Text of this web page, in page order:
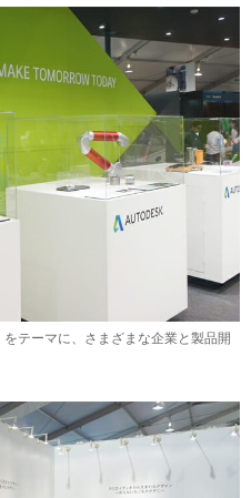
テーマに、さまざまな企業と製品開